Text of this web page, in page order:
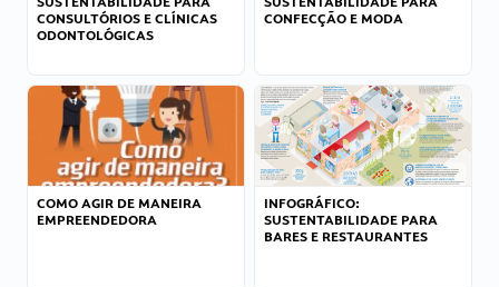
CONSULTÓRIOS E CLÍNICAS
ODONTOLÓGICAS
CONFECÇÃO E MODA
COMO AGIR DE MANEIRA
EMPREENDEDORA
INFOGRÁFICO:
SUSTENTABILIDADE PARA
BARES E RESTAURANTES